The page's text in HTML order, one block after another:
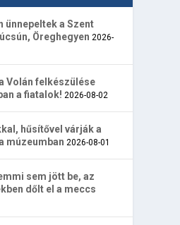
ünnepeltek a Szent
Öreghegyen 2026-
Volán felkészülése
a fiatalok! 2026-08-02
hűsítővel várják a
múzeumban 2026-08-01
sem jött be, az
dőlt el a meccs